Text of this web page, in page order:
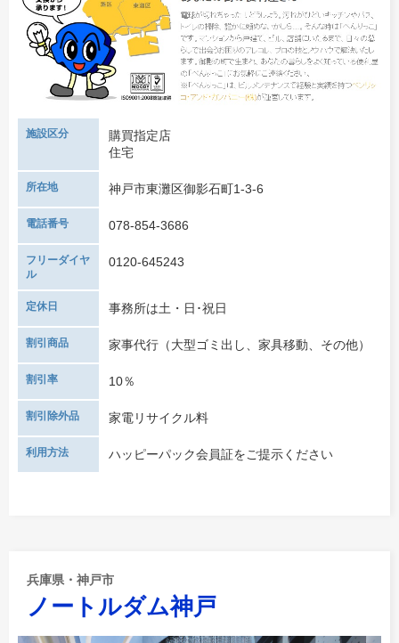
施設区分
購買指定店
住宅
所在地 神戸市東灘区御影石町1-3-6
電話番号 078-854-3686
フリーダイヤ
ル
0120-645243
定休日 事務所は土・日･祝日
割引商品 家事代行（大型ゴミ出し、家具移動、その他）
割引率 10％
割引除外品 家電リサイクル料
利用方法 ハッピーパック会員証をご提示ください
兵庫県・神戸市
ノートルダム神戸